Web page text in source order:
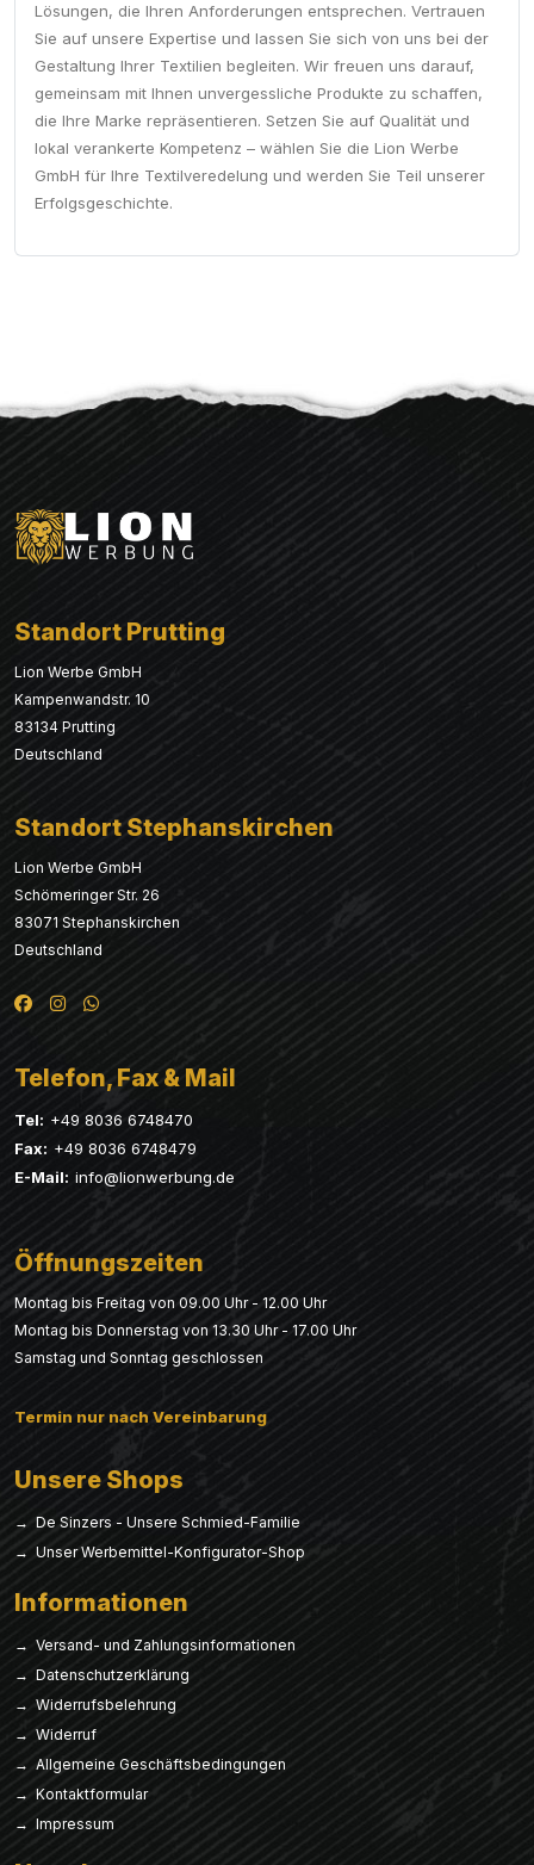
Lösungen, die Ihren Anforderungen entsprechen. Vertrauen
Sie auf unsere Expertise und lassen Sie sich von uns bei der
Gestaltung Ihrer Textilien begleiten. Wir freuen uns darauf,
gemeinsam mit Ihnen unvergessliche Produkte zu schaffen,
die Ihre Marke repräsentieren. Setzen Sie auf Qualität und
lokal verankerte Kompetenz – wählen Sie die Lion Werbe
GmbH für Ihre Textilveredelung und werden Sie Teil unserer
Erfolgsgeschichte.
Standort Prutting
Lion Werbe GmbH
Kampenwandstr. 10
83134 Prutting
Deutschland
Standort Stephanskirchen
Lion Werbe GmbH
Schömeringer Str. 26
83071 Stephanskirchen
Deutschland
Telefon, Fax & Mail
Tel: +49 8036 6748470
Fax: +49 8036 6748479
E-Mail: info@lionwerbung.de
Öffnungszeiten
Montag bis Freitag von 09.00 Uhr - 12.00 Uhr
Montag bis Donnerstag von 13.30 Uhr - 17.00 Uhr
Samstag und Sonntag geschlossen
Termin nur nach Vereinbarung
Unsere Shops
→ De Sinzers - Unsere Schmied-Familie
→ Unser Werbemittel-Konfigurator-Shop
Informationen
→ Versand- und Zahlungsinformationen
→ Datenschutzerklärung
→ Widerrufsbelehrung
→ Widerruf
→ Allgemeine Geschäftsbedingungen
→ Kontaktformular
→ Impressum